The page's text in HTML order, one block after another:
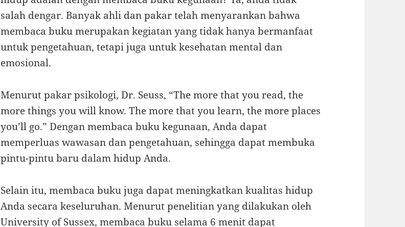
salah dengar. Banyak ahli dan pakar telah menyarankan bahwa
membaca buku merupakan kegiatan yang tidak hanya bermanfaat
untuk pengetahuan, tetapi juga untuk kesehatan mental dan
emosional.
Menurut pakar psikologi, Dr. Seuss, “The more that you read, the
more things you will know. The more that you learn, the more places
you’ll go.” Dengan membaca buku kegunaan, Anda dapat
memperluas wawasan dan pengetahuan, sehingga dapat membuka
pintu-pintu baru dalam hidup Anda.
Selain itu, membaca buku juga dapat meningkatkan kualitas hidup
Anda secara keseluruhan. Menurut penelitian yang dilakukan oleh
University of Sussex, membaca buku selama 6 menit dapat